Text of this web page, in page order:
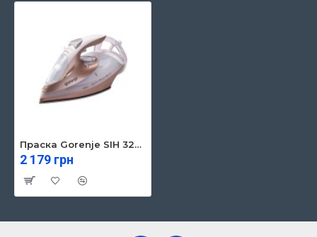
Праска Gorenje SIH 3200 WR (HL-8002) (SIH3200WR)
2 179 грн